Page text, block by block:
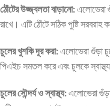
ঠোঁটের উজ্জ্বলতা বাড়ানো:এলোভেরা
রাখে। এটি ঠোঁটে সঠিক পুষ্টি সরবরাহ
চুলের খুশকি দূর করা:এলোভেরা গুঁড়া
পিএইচ সমতল করে এবং চুলকে
চুলের সৌন্দর্য ও স্বাস্থ্য:এলোভেরা